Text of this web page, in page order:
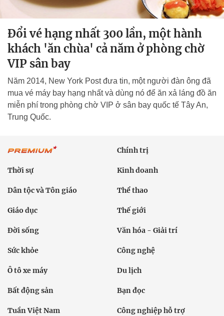
Đổi vé hạng nhất 300 lần, một hành
khách 'ăn chùa' cả năm ở phòng chờ
VIP sân bay
Năm 2014, New York Post đưa tin, một người đàn ông đã
mua vé máy bay hạng nhất và dùng nó để ăn xả láng đồ ăn
miễn phí trong phòng chờ VIP ở sân bay quốc tế Tây An,
Trung Quốc.
Chính trị
Thời sự Kinh doanh
Dân tộc và Tôn giáo Thể thao
Giáo dục Thế giới
Đời sống Văn hóa - Giải trí
Sức khỏe Công nghệ
Ô tô xe máy Du lịch
Bất động sản Bạn đọc
Tuần Việt Nam Công nghiệp hỗ trợ